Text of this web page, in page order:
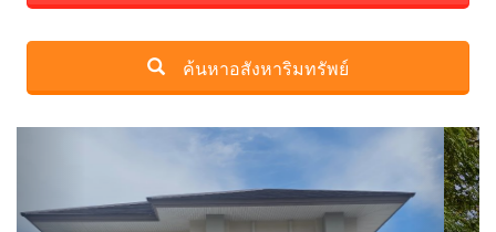
ค้นหาอสังหาริมทรัพย์
Next